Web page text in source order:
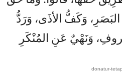
وَكَفُّ الأذَى، وَرَدُّ
وَنَهْيٌ عَنِ المُنْكَرِ
donatur-tetap